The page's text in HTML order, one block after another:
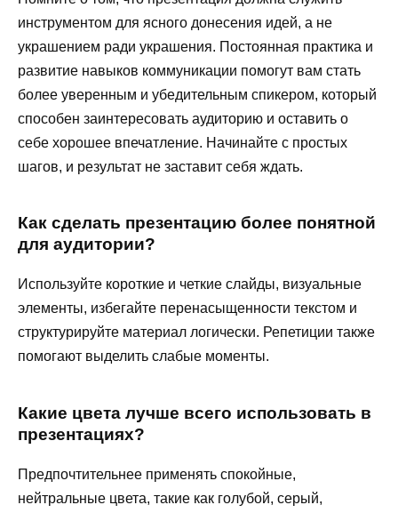
инструментом для ясного донесения идей, а не
украшением ради украшения. Постоянная практика и
развитие навыков коммуникации помогут вам стать
более уверенным и убедительным спикером, который
способен заинтересовать аудиторию и оставить о
себе хорошее впечатление. Начинайте с простых
шагов, и результат не заставит себя ждать.
Как сделать презентацию более понятной
для аудитории?
Используйте короткие и четкие слайды, визуальные
элементы, избегайте перенасыщенности текстом и
структурируйте материал логически. Репетиции также
помогают выделить слабые моменты.
Какие цвета лучше всего использовать в
презентациях?
Предпочтительнее применять спокойные,
нейтральные цвета, такие как голубой, серый,